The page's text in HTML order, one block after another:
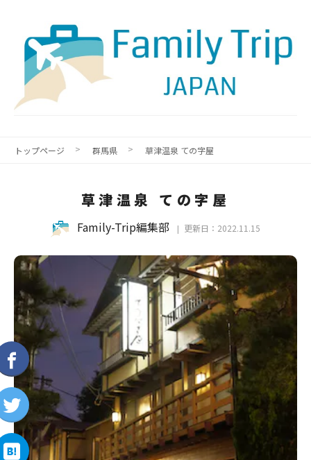
トップページ 群馬県 草津温泉 ての字屋
草津温泉 ての字屋
Family-Trip編集部 更新日：2022.11.15